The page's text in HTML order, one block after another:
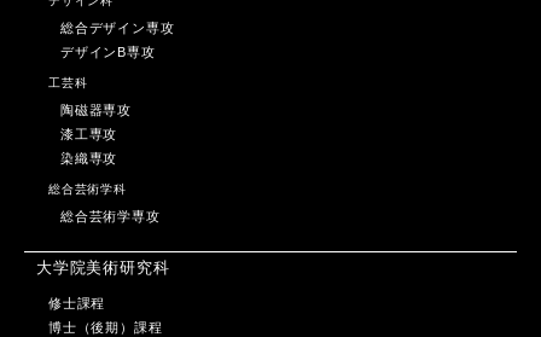
総合デザイン専攻
デザインB専攻
工芸科
陶磁器専攻
漆工専攻
染織専攻
総合芸術学科
総合芸術学専攻
大学院美術研究科
修士課程
博士（後期）課程